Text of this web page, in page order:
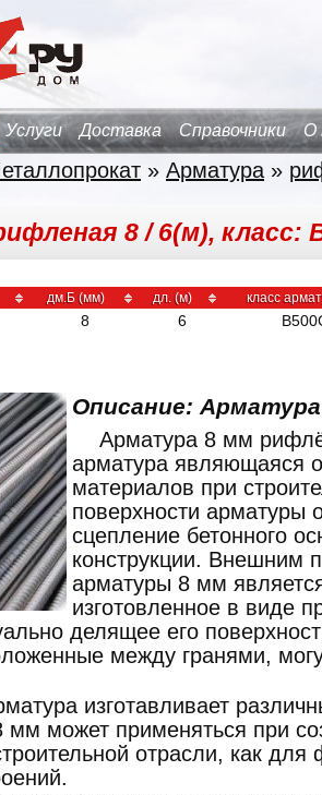
Услуги Доставка Справочники О
» Арматура »
8 / 6(м), класс:
дм.Б (мм) дл. (м) класс
8 6
Описание:
Арматура 8 мм
арматура являющаяся
материалов при
поверхности арматуры
сцепление бетонного
конструкции. Внешним
арматуры 8 мм
изготовленное в виде
делящее его
между гранями,
изготавливает
может применяться при
отрасли, как